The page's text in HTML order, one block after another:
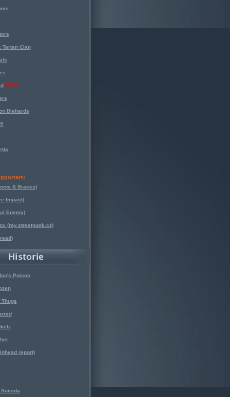
Tartan Clan
NEW!
Diehards
& Braces)
Impact)
Enemy)
(ray.streetpunk.cz)
Poison
Thugs
report)
Suicida